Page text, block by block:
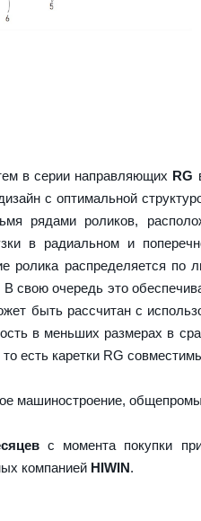
в серии направляющих RG
с оптимальной
рядами роликов,
в радиальном и
ролика распределяется по
В свою очередь это
быть рассчитан с
в меньших размерах в
есть каретки RG
машиностроение,
с момента покупки
компанией HIWIN.